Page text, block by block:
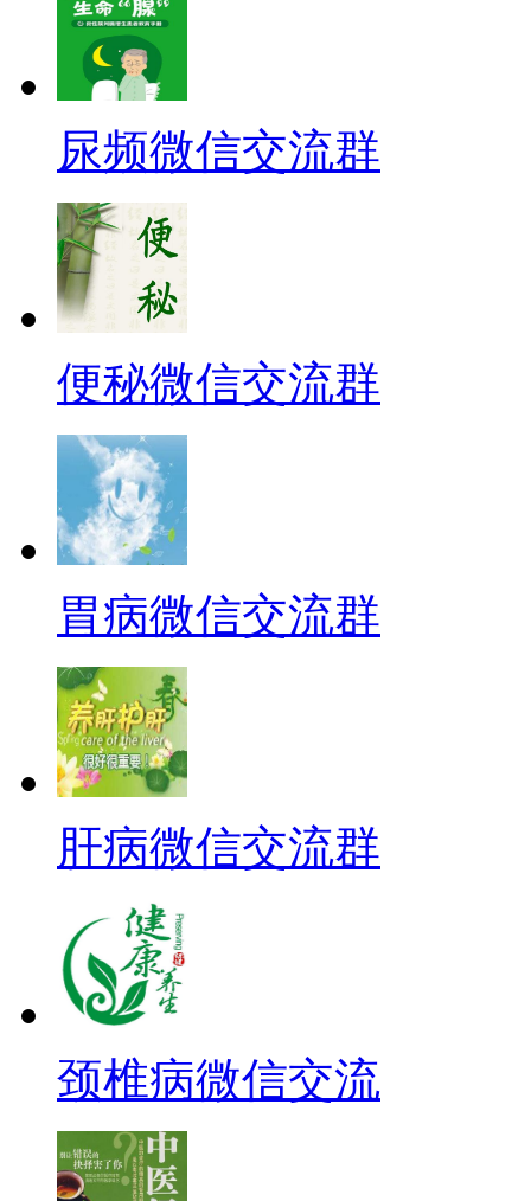
尿频微信交流群
便秘微信交流群
胃病微信交流群
肝病微信交流群
颈椎病微信交流